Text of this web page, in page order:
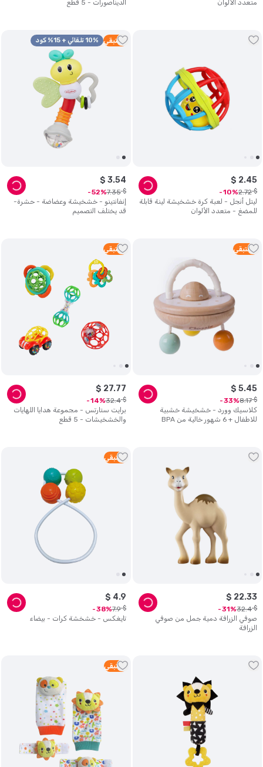
متعدد الألوان
الديناصورات - 5 قطع
ليتل أنجل - لعبة كرة خشخيشة لينة قابلة
للمضغ - متعدد الألوان
$ 2.45
$
2.72
10
5 متبقي 10% تلقائي + 15% كود
إنفانتينو - خشخيشة وعضاضة - حشرة-
قد يختلف التصميم
$ 3.54
$
7.35
52
4 متبقي
كلاسيك وورد - خشخيشة خشبية
للاطفال + 6 شهور خالية من BPA
$ 5.45
$
8.17
33
5 متبقي
برايت ستارتس - مجموعة هدايا اللهايات
والخشخيشات - 5 قطع
$ 27.77
$
32.4
14
صوفي الزرافة دمية جمل من صوفي
الزرافة
$ 22.33
$
32.4
31
1 متبقي
تايغكس - خشخشة كرات - بيضاء
$ 4.9
$
7.9
38
1 متبقي